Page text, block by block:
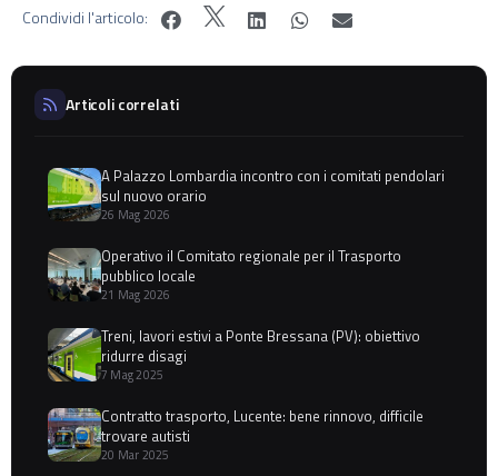
Condividi l'articolo:
Articoli correlati
A Palazzo Lombardia incontro con i comitati pendolari
sul nuovo orario
26 Mag 2026
Operativo il Comitato regionale per il Trasporto
pubblico locale
21 Mag 2026
Treni, lavori estivi a Ponte Bressana (PV): obiettivo
ridurre disagi
7 Mag 2025
Contratto trasporto, Lucente: bene rinnovo, difficile
trovare autisti
20 Mar 2025